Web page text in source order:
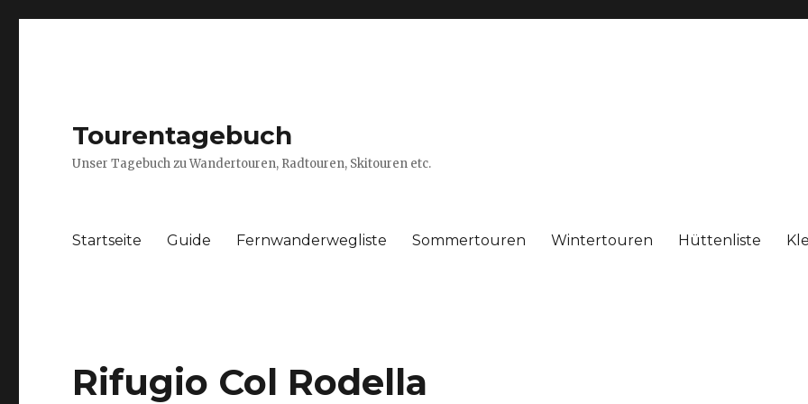
Tourentagebuch
Unser Tagebuch zu Wandertouren, Radtouren, Skitouren etc.
Startseite Guide Fernwanderwegliste Sommertouren Wintertouren Hüttenliste
Rifugio Col Rodella